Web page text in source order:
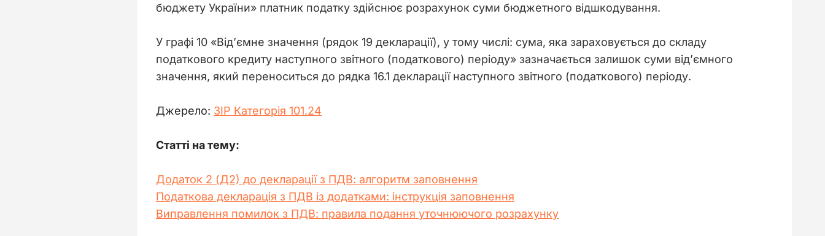
бюджету України» платник податку здійснює розрахунок суми бюджетного відшкодування.
У графі 10 «Від’ємне значення (рядок 19 декларації), у тому числі: сума, яка зараховується до складу
податкового кредиту наступного звітного (податкового) періоду» зазначається залишок суми від’ємного
значення, який переноситься до рядка 16.1 декларації наступного звітного (податкового) періоду.
Джерело: ЗІР Категорія 101.24
Статті на тему:
Додаток 2 (Д2) до декларації з ПДВ: алгоритм заповнення
Податкова декларація з ПДВ із додатками: інструкція заповнення
Виправлення помилок з ПДВ: правила подання уточнюючого розрахунку